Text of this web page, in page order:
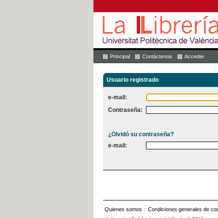
Principal Contáctenos Acceder
Usuario registrado
e-mail:
Contraseña:
¿Olvidó su contraseña?
e-mail:
Quienes somos :: Condiciones generales de